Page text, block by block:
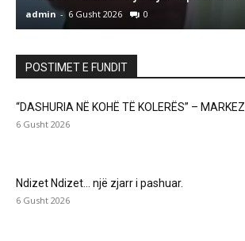
admin - 6 Gusht 2026 0
POSTIMET E FUNDIT
“DASHURIA NË KOHË TË KOLERËS” – MARKEZ
6 Gusht 2026
Ndizet Ndizet… një zjarr i pashuar.
6 Gusht 2026